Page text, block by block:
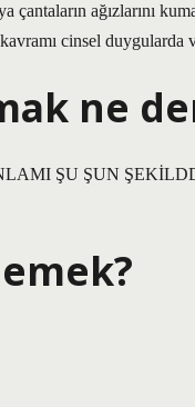
ağızlarını
cinsel
ne
ŞU ŞUN